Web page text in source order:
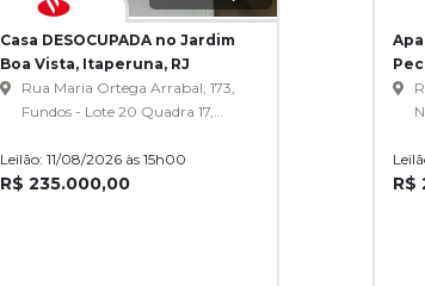
Casa DESOCUPADA no Jardim
Boa Vista, Itaperuna, RJ
Rua Maria Ortega Arrabal, 173,
Fundos - Lote 20 Quadra 17,
Loteamento Jardim Boa Vista
Leilão: 11/08/2026 às 15h00
R$ 235.000,00 R$